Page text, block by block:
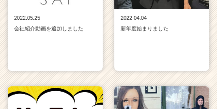
2022.05.25
会社紹介動画を追加しました
2022.04.04
新年度始まりました